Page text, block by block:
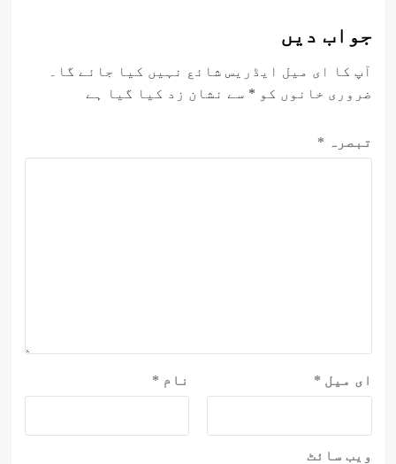
جواب دیں
آپ کا ای میل ایڈریس شائع نہیں کیا جائے گا۔
ضروری خانوں کو * سے نشان زد کیا گیا ہے
تبصرہ *
نام * ای میل *
ویب‌ سائٹ